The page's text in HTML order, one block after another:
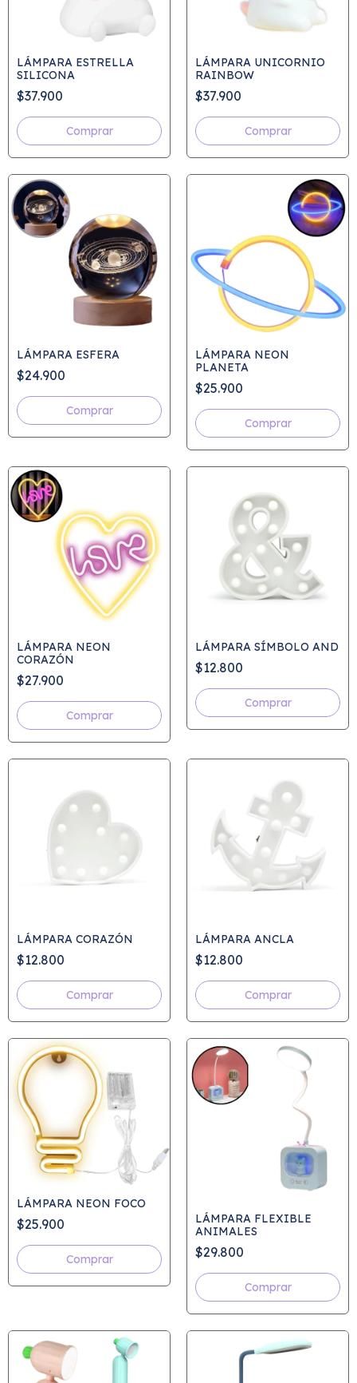
LÁMPARA ESTRELLA
SILICONA
$37.900
LÁMPARA UNICORNIO
RAINBOW
$37.900
LÁMPARA ESFERA
$24.900
Comprar
LÁMPARA NEON
PLANETA
$25.900
Comprar
LÁMPARA NEON
CORAZÓN
$27.900
Comprar
LÁMPARA SÍMBOLO AND
$12.800
LÁMPARA CORAZÓN
$12.800
LÁMPARA ANCLA
$12.800
LÁMPARA NEON FOCO
$25.900
Comprar
LÁMPARA FLEXIBLE
ANIMALES
$29.800
Comprar